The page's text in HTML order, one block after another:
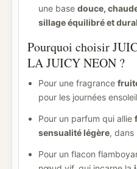
une base douce,
sillage équilibré et
Pourquoi choisir
LA JUICY NEON ?
Pour une fragrance
pour les journées
Pour un parfum qui allie
sensualité légère, dans
Pour un flacon